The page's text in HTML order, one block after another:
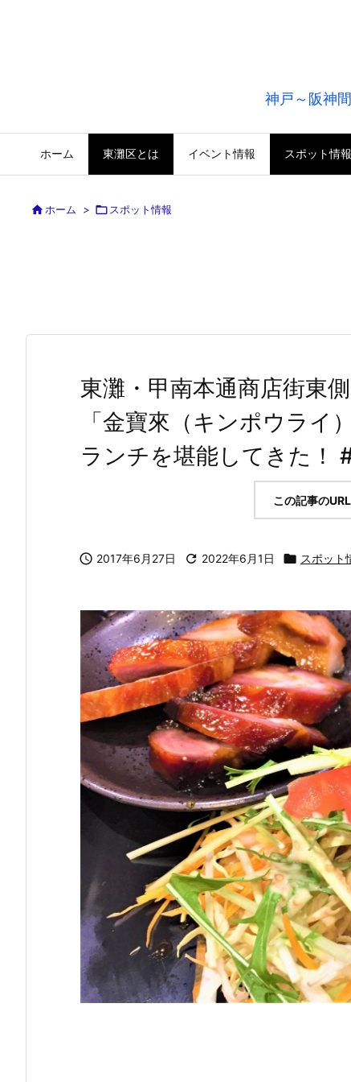
神戸～阪神
ホーム 東灘区とは イベント情報 スポット情報
ホーム >  スポット情報
東灘・甲南本通商店街東
「金寶來（キンポウライ
ランチを堪能してきた！
この記事の
 2017年6月27日  2022年6月1日  スポット